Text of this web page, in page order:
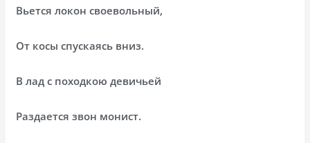
Вьется локон своевольный,
От косы спускаясь вниз.
В лад с походкою девичьей
Раздается звон монист.